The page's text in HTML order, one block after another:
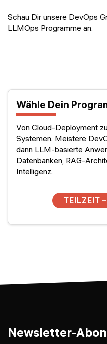
Schau Dir unsere DevOps
LLMOps Programme an.
Wähle Dein
Von Cloud-Deployment
Systemen. Meistere
dann LLM-basierte
Datenbanken, RAG-
Intelligenz.
TEILZEIT
Newsletter-